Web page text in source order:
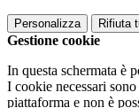
Personalizza Rifiuta
Gestione cookie
In questa schermata è
I cookie necessari
piattaforma e non è